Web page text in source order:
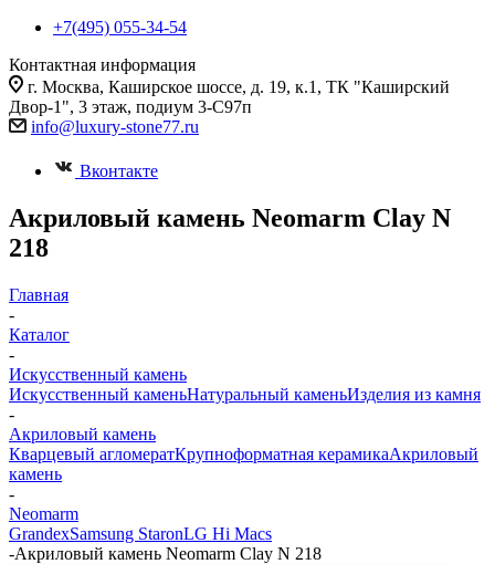
+7(495) 055-34-54
Контактная информация
г. Москва, Каширское шоссе, д. 19, к.1, ТК "Каширский
Двор-1", 3 этаж, подиум 3-С97п
info@luxury-stone77.ru
Вконтакте
Акриловый камень Neomarm Clay N
218
Главная
-
Каталог
-
Искусственный камень
Искусственный каменьНатуральный каменьИзделия из камня
-
Акриловый камень
Кварцевый агломератКрупноформатная керамикаАкриловый
камень
-
Neomarm
GrandexSamsung StaronLG Hi Macs
-Акриловый камень Neomarm Clay N 218